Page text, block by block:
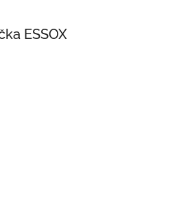
ESSOX